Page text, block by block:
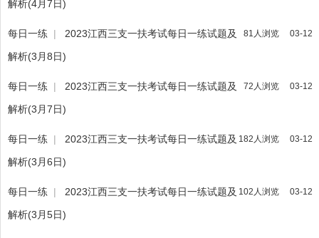
解析(4月7日)
03-12
81人浏览
每日一练 |
2023江西三支一扶考试每日一练试题及
解析(3月8日)
03-12
72人浏览
每日一练 |
2023江西三支一扶考试每日一练试题及
解析(3月7日)
03-12
182人浏览
每日一练 |
2023江西三支一扶考试每日一练试题及
解析(3月6日)
03-12
102人浏览
每日一练 |
2023江西三支一扶考试每日一练试题及
解析(3月5日)